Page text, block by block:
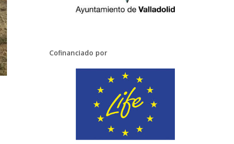
Cofinanciado por